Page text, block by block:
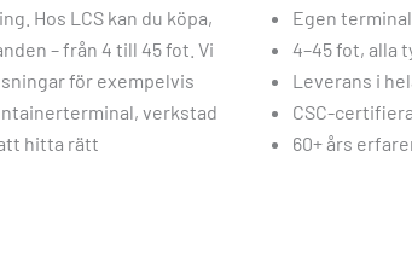
Hos LCS kan du köpa,
– från 4 till 45 fot. Vi
för exempelvis
verkstad
hitta rätt
Egen terminal
4–45 fot, alla
Leverans i
CSC-
60+ års